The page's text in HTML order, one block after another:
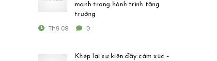
mạnh trong hành trình tăng
trưởng
Th9 08 0
Khép lại sự kiện đầy cảm xúc –